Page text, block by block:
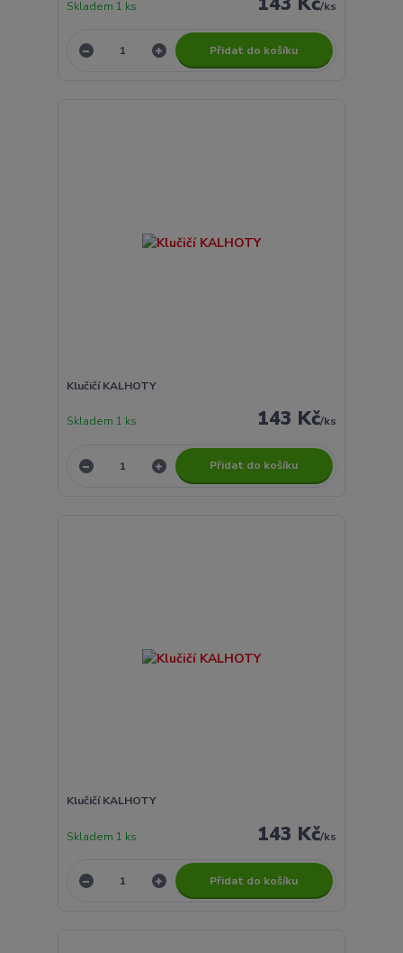
/ks
Skladem 1 ks
Přidat do košíku
Klučičí KALHOTY
143 Kč/ks
Skladem 1 ks
Přidat do košíku
Klučičí KALHOTY
143 Kč/ks
Skladem 1 ks
Přidat do košíku